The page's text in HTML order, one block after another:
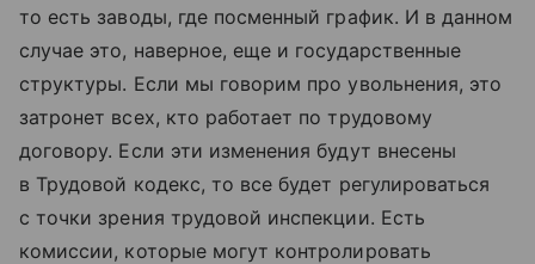
то есть заводы, где посменный график. И в данном
случае это, наверное, еще и государственные
структуры. Если мы говорим про увольнения, это
затронет всех, кто работает по трудовому
договору. Если эти изменения будут внесены
в Трудовой кодекс, то все будет регулироваться
с точки зрения трудовой инспекции. Есть
комиссии, которые могут контролировать